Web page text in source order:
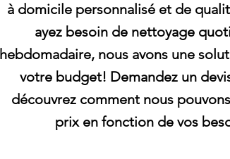
à domicile personnalisé et de
ayez besoin de nettoyage
hebdomadaire, nous avons une
votre budget! Demandez un
découvrez comment nous
prix en fonction de vos